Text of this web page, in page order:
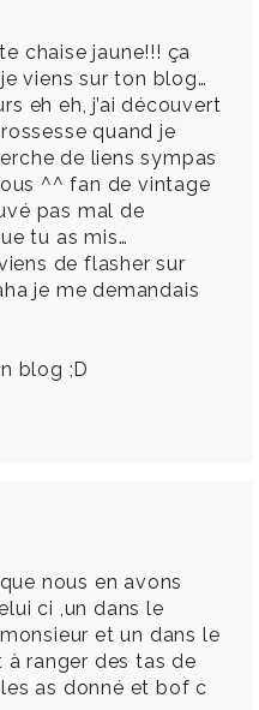
chaise jaune!!! ça
viens sur ton blog…
eh eh, j’ai découvert
quand je
de liens sympas
^^ fan de vintage
pas mal de
tu as mis…
de flasher sur
je me demandais
blog ;D
nous en avons
ci ,un dans le
et un dans le
à ranger des tas de
as donné et bof c